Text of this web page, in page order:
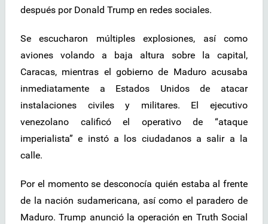
después por Donald Trump en redes sociales.
Se escucharon múltiples explosiones, así como
aviones volando a baja altura sobre la capital,
Caracas, mientras el gobierno de Maduro acusaba
inmediatamente a Estados Unidos de atacar
instalaciones civiles y militares. El ejecutivo
venezolano calificó el operativo de “ataque
imperialista” e instó a los ciudadanos a salir a la
calle.
Por el momento se desconocía quién estaba al frente
de la nación sudamericana, así como el paradero de
Maduro. Trump anunció la operación en Truth Social